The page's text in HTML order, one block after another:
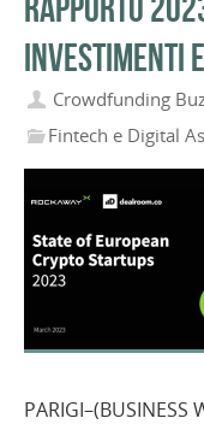
investimenti
Crowdfunding
Fintech e Digital
PARIGI–(BUSINESS